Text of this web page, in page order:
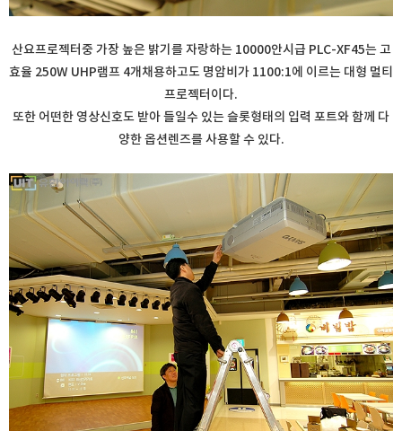
산요프로젝터중 가장 높은 밝기를 자랑하는 10000안시급 PLC-XF45는 고
효율 250W UHP램프 4개채용하고도 명암비가 1100:1에 이르는 대형 멀티
프로젝터이다.
또한 어떤한 영상신호도 받아 들일수 있는 슬롯형태의 입력 포트와 함께 다
양한 옵션렌즈를 사용할 수 있다.